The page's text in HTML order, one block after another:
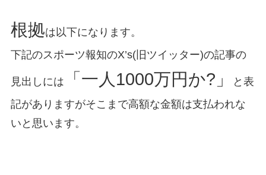
根拠は以下になります。
下記のスポーツ報知のX’s(旧ツイッター)の記事の
見出しには 「一人1000万円か?」
と表
記がありますがそこまで高額な金額は支払われな
いと思います。